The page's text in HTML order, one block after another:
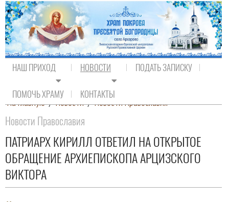
НАШ ПРИХОД НОВОСТИ ПОДАТЬ ЗАПИСКУ
ПОМОЧЬ ХРАМУ КОНТАКТЫ
На главную / Новости / Новости Православия
Новости Православия
ПАТРИАРХ КИРИЛЛ ОТВЕТИЛ НА ОТКРЫТОЕ
ОБРАЩЕНИЕ АРХИЕПИСКОПА АРЦИЗСКОГО
ВИКТОРА